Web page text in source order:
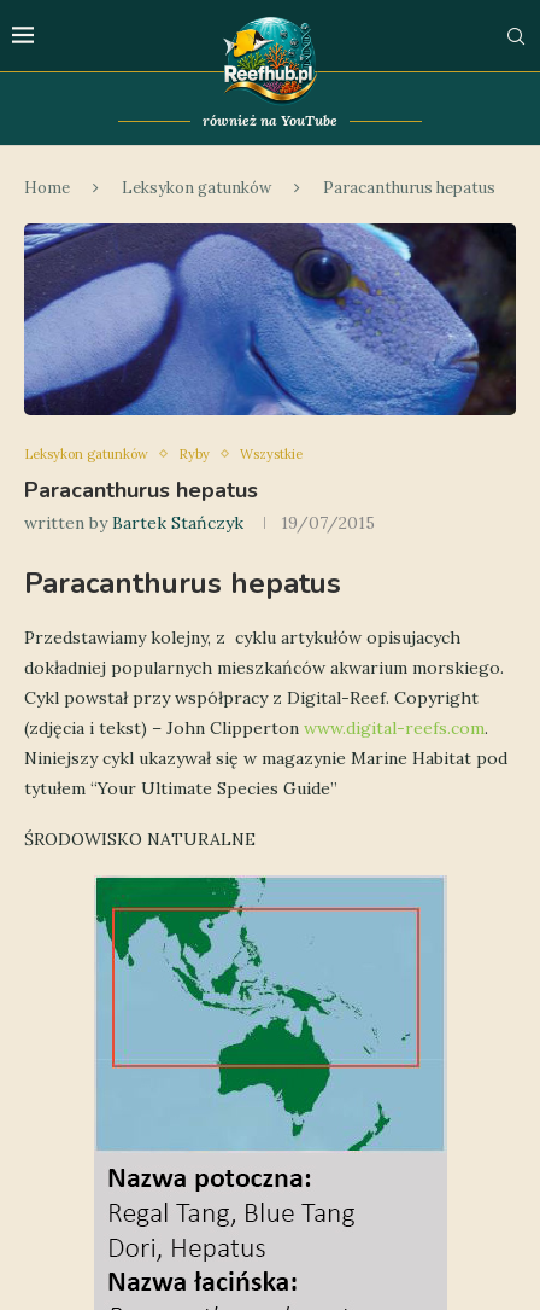
również na YouTube
Home Leksykon gatunków Paracanthurus hepatus
Leksykon gatunków Ryby Wszystkie
Paracanthurus hepatus
written byBartek Stańczyk 19/07/2015
Paracanthurus hepatus
Przedstawiamy kolejny, z cyklu artykułów opisujacych
dokładniej popularnych mieszkańców akwarium morskiego.
Cykl powstał przy współpracy z Digital-Reef. Copyright
(zdjęcia i tekst) – John Clipperton www.digital-reefs.com.
Niniejszy cykl ukazywał się w magazynie Marine Habitat pod
tytułem “Your Ultimate Species Guide”
ŚRODOWISKO NATURALNE